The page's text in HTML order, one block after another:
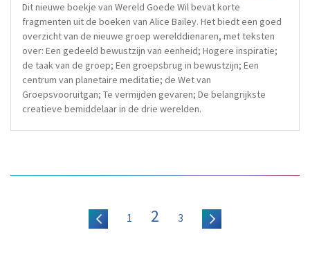
Dit nieuwe boekje van Wereld Goede Wil bevat korte
fragmenten uit de boeken van Alice Bailey. Het biedt een goed
overzicht van de nieuwe groep werelddienaren, met teksten
over: Een gedeeld bewustzijn van eenheid; Hogere inspiratie;
de taak van de groep; Een groepsbrug in bewustzijn; Een
centrum van planetaire meditatie; de Wet van
Groepsvooruitgan; Te vermijden gevaren; De belangrijkste
creatieve bemiddelaar in de drie werelden.
1 2 3